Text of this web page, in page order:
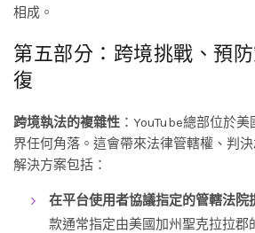
相成。
第五部分：跨境挑戰、預
復
跨境執法的複雜性 ：YouTube總部位於
界任何角落。這會帶來法律管轄權、判
解決方案包括：
在平台使用者協議指定的管轄法院
款通常指定由美國加州聖克拉拉郡